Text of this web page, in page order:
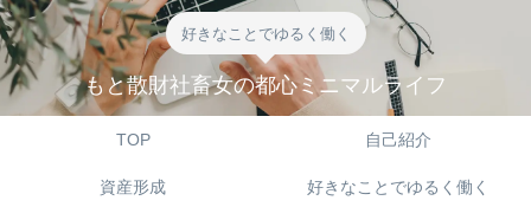
好きなことでゆるく働く
もと散財社畜女の都心ミニマルライフ
TOP 自己紹介
資産形成 好きなことでゆるく働く